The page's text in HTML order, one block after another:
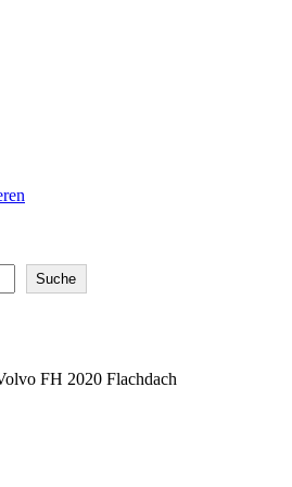
Suche
FH 2020 Flachdach